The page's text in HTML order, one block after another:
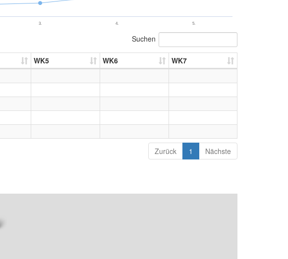
3. 4. 5.
Suchen
WK5 WK6 WK7
Zurück 1 Nächste